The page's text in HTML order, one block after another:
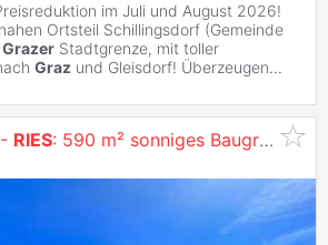
im Juli und August 2026!
Ortsteil Schillingsdorf (Gemeinde
Grazer Stadtgrenze, mit toller
Graz und Gleisdorf! Überzeugen...
RIES: 590 m² sonniges Baugrundstück nahe